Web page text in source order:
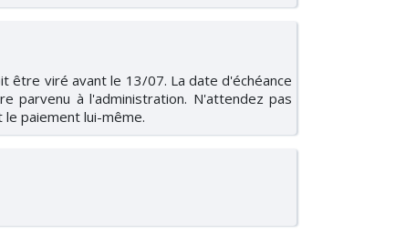
être viré avant le 13/07. La date d'échéance
parvenu à l'administration. N'attendez pas
paiement lui-même.